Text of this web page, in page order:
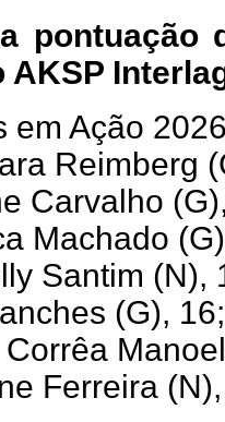
pontuação
AKSP
em Ação
Reimberg
Carvalho
Machado
Santim (N),
(G), 16;
Ferreira